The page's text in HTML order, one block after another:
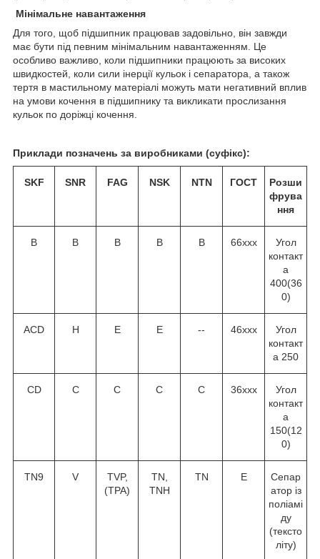
Мінімальне навантаження
Для того, щоб підшипник працював задовільно, він завжди
має бути під певним мінімальним навантаженням. Це
особливо важливо, коли підшипники працюють за високих
швидкостей, коли сили інерції кульок і сепаратора, а також
тертя в мастильному матеріалі можуть мати негативний вплив
на умови кочення в підшипнику та викликати прослизання
кульок по доріжці кочення.
Приклади позначень за виробниками (суфікс):
SKF SNR FAG NSK NTN ГОСТ
Розши
фрува
ння
В В В В В 66ххх
Угол
контакт
а
400(36
0)
ACD H E E -- 46ххх
Угол
контакт
а 250
CD C C C C 36ххх
Угол
контакт
а
150(12
0)
TN9 V
TVP,
(TPA)
TN,
TNH
TN Е
Сепар
атор із
поліамі
ду
(тексто
літу)